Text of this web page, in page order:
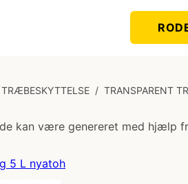
TRÆBESKYTTELSE / TRANSPARENT
kan være genereret med hjælp